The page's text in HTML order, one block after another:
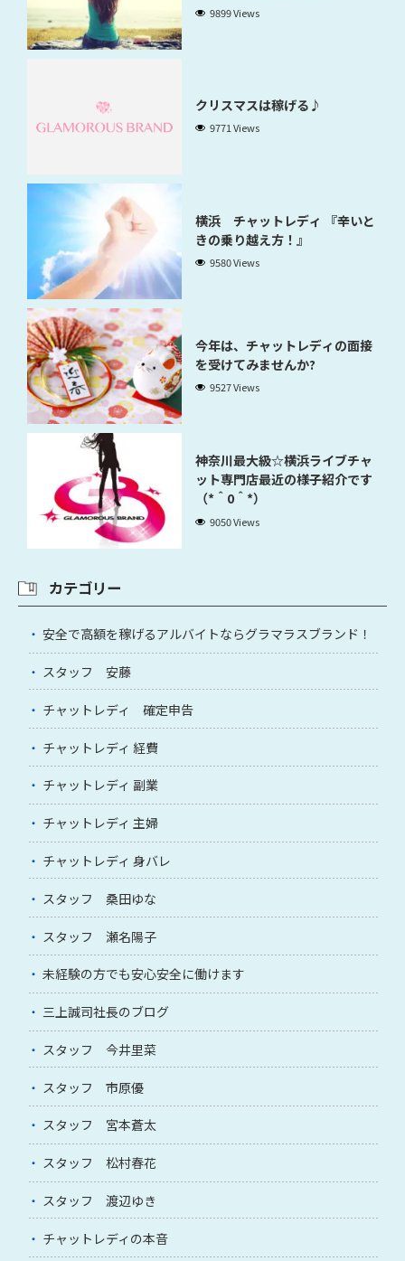
9899 Views
クリスマスは稼げる♪
9771 Views
横浜 チャットレディ 『辛いと
きの乗り越え方！』
9580 Views
今年は、チャットレディの面接
を受けてみませんか?
9527 Views
神奈川最大級☆横浜ライブチャ
ット専門店最近の様子紹介です
（*＾0＾*）
9050 Views
カテゴリー
安全で高額を稼げるアルバイトならグラマラスブランド！
スタッフ 安藤
チャットレディ 確定申告
チャットレディ 経費
チャットレディ 副業
チャットレディ 主婦
チャットレディ 身バレ
スタッフ 桑田ゆな
スタッフ 瀬名陽子
未経験の方でも安心安全に働けます
三上誠司社長のブログ
スタッフ 今井里菜
スタッフ 市原優
スタッフ 宮本蒼太
スタッフ 松村春花
スタッフ 渡辺ゆき
チャットレディの本音